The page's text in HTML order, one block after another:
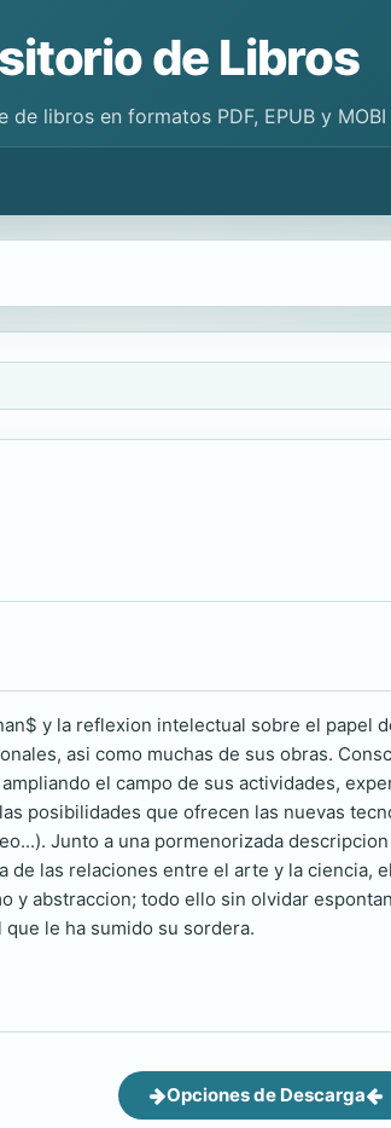
de Libros
de libros en formatos PDF, EPUB y MOBI
y la reflexion intelectual sobre el papel
asi como muchas de sus obras.
el campo de sus actividades,
posibilidades que ofrecen las nuevas
Junto a una pormenorizada
de las relaciones entre el arte y la ciencia,
y abstraccion; todo ello sin olvidar
le ha sumido su sordera.
Opciones de Descarga